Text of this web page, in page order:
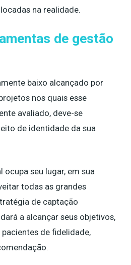
na realidade.
de gestão
baixo alcançado por
nos quais esse
avaliado, deve-se
de identidade da sua
ocupa seu lugar, em sua
todas as grandes
de captação
a alcançar seus objetivos,
de fidelidade,